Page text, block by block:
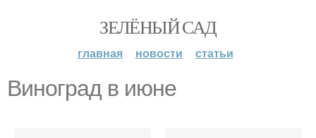
ЗЕЛЁНЫЙ САД
главная новости статьи
Виноград в июне